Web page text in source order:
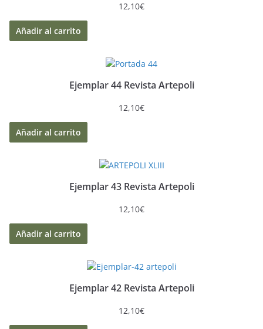
12,10€
Añadir al carrito
Ejemplar 44 Revista Artepoli
12,10€
Añadir al carrito
Ejemplar 43 Revista Artepoli
12,10€
Añadir al carrito
Ejemplar 42 Revista Artepoli
12,10€